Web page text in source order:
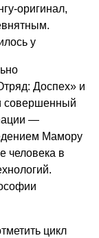
оригинал,
у
Доспех» и
совершенный
—
Мамору
человека в
цикл